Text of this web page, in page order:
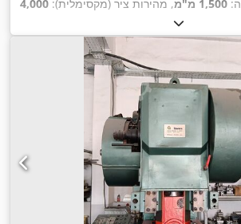
1,500 מ"מ , מהירות ציר (מקסימלית): 4,000
סיבוב (מקסימלית):
14,400 ק"ג,